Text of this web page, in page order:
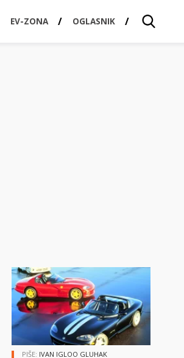
EV-ZONA OGLASNIK
PIŠE: IVAN IGLOO GLUHAK